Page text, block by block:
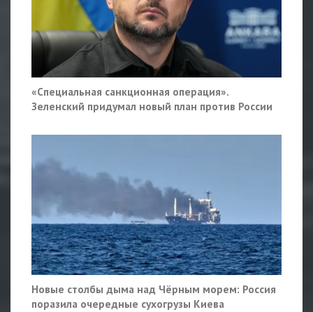
«Специальная санкционная операция».
Зеленский придумал новый план против России
Новые столбы дыма над Чёрным морем: Россия
поразила очередные сухогрузы Киева